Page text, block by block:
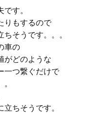
す。
りもするので
そうです。。。
車の
がどのような
一つ繋ぐだけで
ちそうです。